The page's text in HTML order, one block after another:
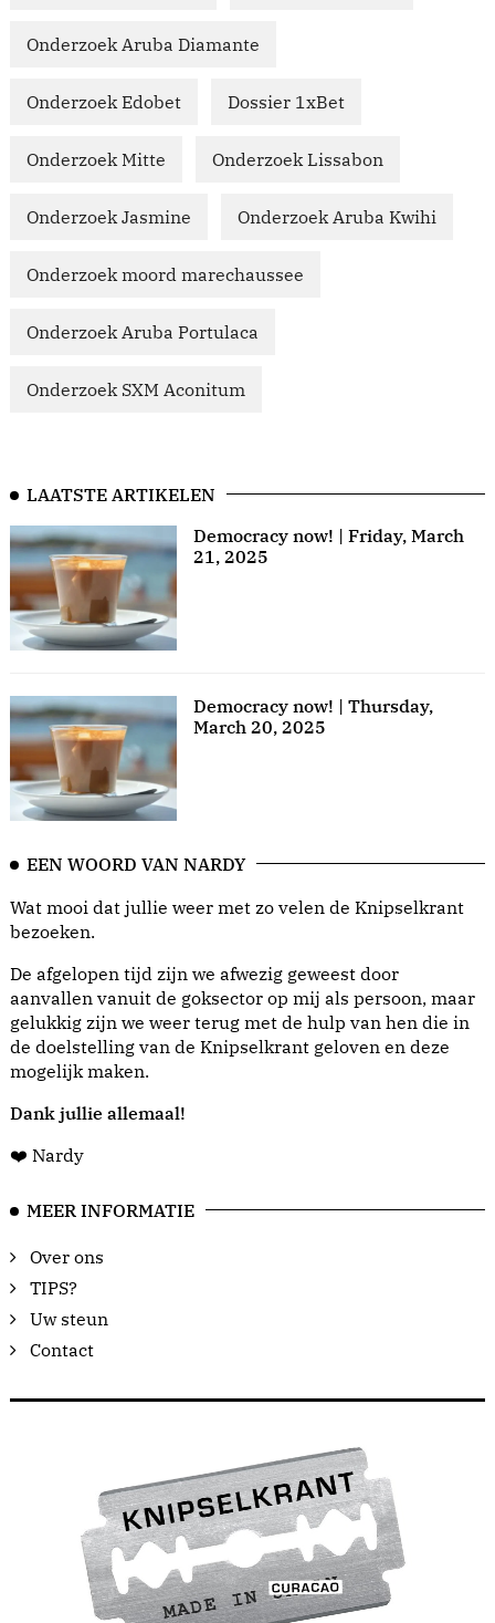
Onderzoek Aruba Diamante
Onderzoek Edobet Dossier 1xBet
Onderzoek Mitte Onderzoek Lissabon
Onderzoek Jasmine Onderzoek Aruba Kwihi
Onderzoek moord marechaussee
Onderzoek Aruba Portulaca
Onderzoek SXM Aconitum
LAATSTE ARTIKELEN
Democracy now! | Friday, March
21, 2025
Democracy now! | Thursday,
March 20, 2025
EEN WOORD VAN NARDY
Wat mooi dat jullie weer met zo velen de Knipselkrant
bezoeken.
De afgelopen tijd zijn we afwezig geweest door
aanvallen vanuit de goksector op mij als persoon, maar
gelukkig zijn we weer terug met de hulp van hen die in
de doelstelling van de Knipselkrant geloven en deze
mogelijk maken.
Dank jullie allemaal!
❤️ Nardy
MEER INFORMATIE
Over ons
TIPS?
Uw steun
Contact